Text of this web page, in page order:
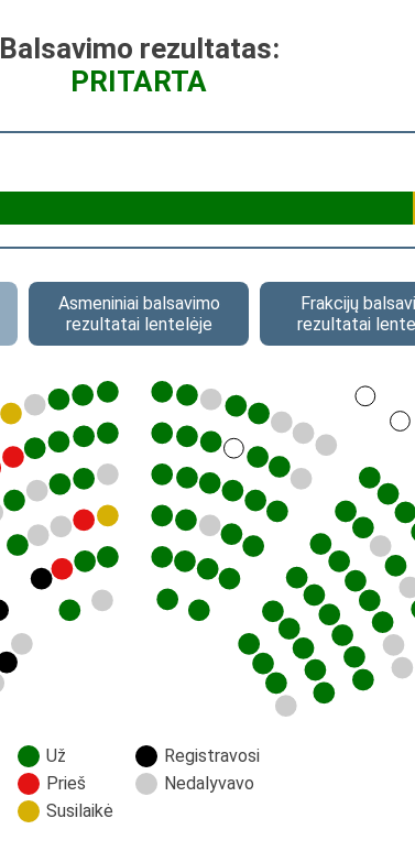
Balsavimo rezultatas:
PRITARTA
Asmeniniai balsavimo
rezultatai lentelėje
Frakcijų
rezultatai
Už
Prieš
Susilaikė
Registravosi
Nedalyvavo